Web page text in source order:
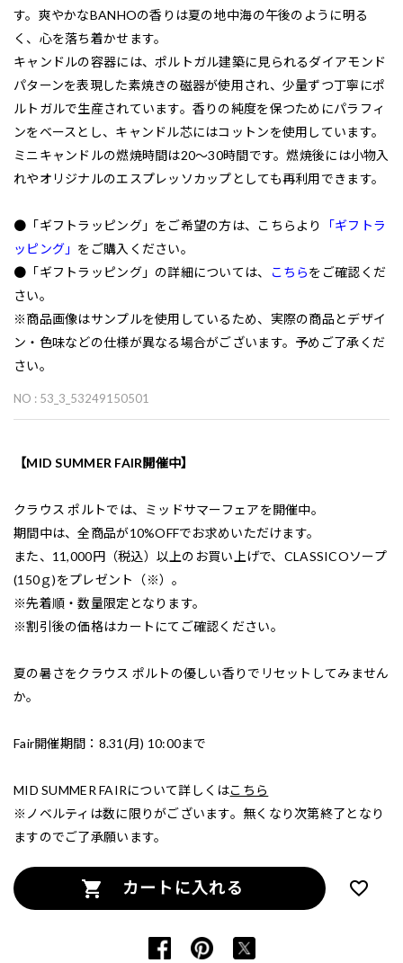
す。爽やかなBANHOの香りは夏の地中海の午後のように明る
く、心を落ち着かせます。
キャンドルの容器には、ポルトガル建築に見られるダイアモンド
パターンを表現した素焼きの磁器が使用され、少量ずつ丁寧にポ
ルトガルで生産されています。香りの純度を保つためにパラフィ
ンをベースとし、キャンドル芯にはコットンを使用しています。
ミニキャンドルの燃焼時間は20～30時間です。燃焼後には小物入
れやオリジナルのエスプレッソカップとしても再利用できます。
●「ギフトラッピング」をご希望の方は、こちらより
「ギフトラ
ッピング」 をご購入ください。
●「ギフトラッピング」の詳細については、
こちらをご確認くだ
さい。
※商品画像はサンプルを使用しているため、実際の商品とデザイ
ン・色味などの仕様が異なる場合がございます。予めご了承くだ
さい。
NO : 53_3_53249150501
【MID SUMMER FAIR開催中】
クラウス ポルトでは、ミッドサマーフェアを開催中。
期間中は、全商品が10%OFFでお求めいただけます。
また、11,000円（税込）以上のお買い上げで、CLASSICOソープ
(150ｇ)をプレゼント（※）。
※先着順・数量限定となります。
※割引後の価格はカートにてご確認ください。
夏の暑さをクラウス ポルトの優しい香りでリセットしてみません
か。
Fair開催期間：8.31(月) 10:00まで
MID SUMMER FAIRについて詳しくはこちら
※ノベルティは数に限りがございます。無くなり次第終了となり
ますのでご了承願います。
カートに入れる